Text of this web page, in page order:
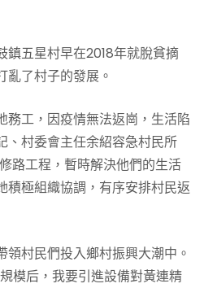
鎮五星村早在2018年就脫貧摘
亂了村子的發展。
務工，因疫情無法返崗，生活陷
、村委會主任余紹容急村民所
路工程，暫時解決他們的生活
積極組織協調，有序安排村民返
領村民們投入鄉村振興大潮中。
模后，我要引進設備對黃連精